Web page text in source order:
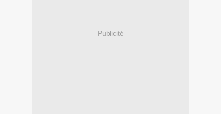
Publicité